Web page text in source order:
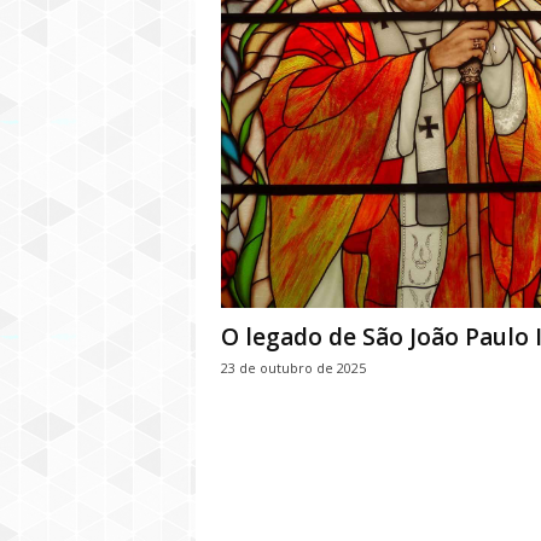
O legado de São João Paulo
23 de outubro de 2025